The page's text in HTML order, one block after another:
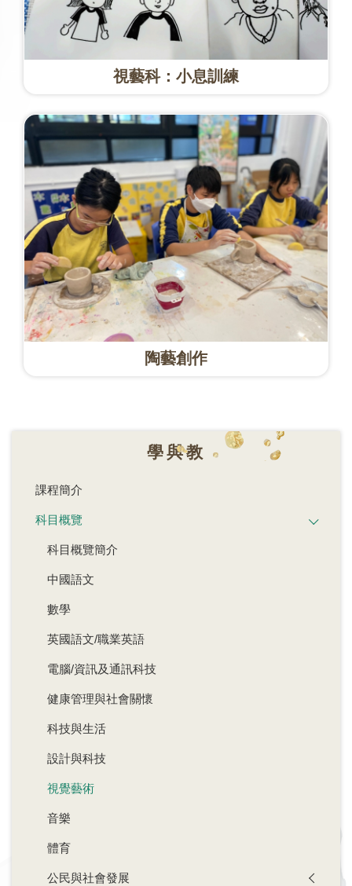
視藝科：小息訓練
陶藝創作
學與教
課程簡介
科目概覽
科目概覽簡介
中國語文
數學
英國語文/職業英語
電腦/資訊及通訊科技
健康管理與社會關懷
科技與生活
設計與科技
視覺藝術
音樂
體育
公民與社會發展